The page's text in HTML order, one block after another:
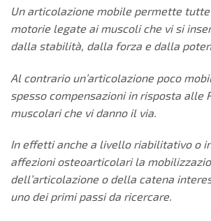
Un articolazione mobile permette
motorie legate ai muscoli che vi si
dalla stabilità, dalla forza e dalla
Al contrario un’articolazione poco
spesso compensazioni in risposta alle
muscolari che vi danno il via.
In effetti anche a livello riabilitativo o
affezioni osteoarticolari la
dell’articolazione o della catena
uno dei primi passi da ricercare.